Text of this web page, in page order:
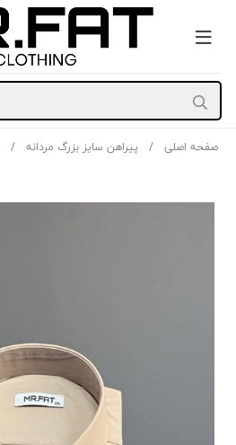
صفحه اصلی پیراهن سایز بزرگ مردانه